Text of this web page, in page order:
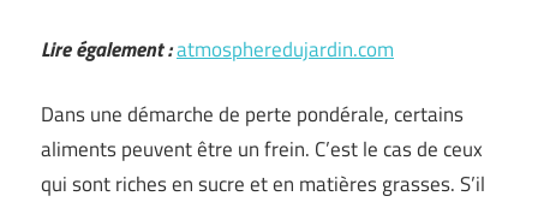
Lire également :atmospheredujardin.com
Dans une démarche de perte pondérale, certains
aliments peuvent être un frein. C’est le cas de ceux
qui sont riches en sucre et en matières grasses. S’il